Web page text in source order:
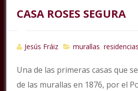
CASA ROSES SEGURA
Jesús Fráiz murallas ,
Una de las primeras casas que
de las murallas en 1876, por el